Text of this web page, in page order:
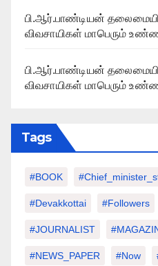
பி.ஆர்.பாண்டியன்
விவசாயிகள் மாபெரும்
பி.ஆர்.பாண்டியன்
விவசாயிகள் மாபெரும்
Tags
#BOOK
#devakkottai #followers
#JOURNALIST
#NEWS_PAPER #Now